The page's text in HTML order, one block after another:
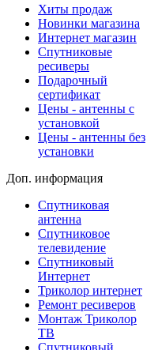
Хиты продаж
Новинки магазина
Интернет магазин
Спутниковые
ресиверы
Подарочный
сертификат
Цены - антенны с
установкой
Цены - антенны без
установки
Доп. информация
Спутниковая
антенна
Спутниковое
телевидение
Спутниковый
Интернет
Триколор интернет
Ремонт ресиверов
Монтаж Триколор
ТВ
Спутниковый